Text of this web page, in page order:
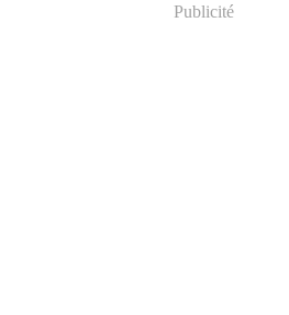
Publicité